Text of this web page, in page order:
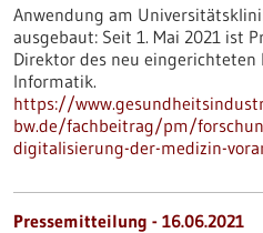
Anwendung am
ausgebaut: Seit 1. Mai 2021 ist
Direktor des neu
Informatik.
https://
bw.de/fachbeitrag/pm/
digitalisierung-der-medizin-
Pressemitteilung - 16.06.2021